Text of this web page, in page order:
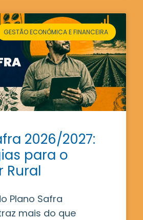
GESTÃO ECONÔMICA E FINANCEIRA
2026/2027:
para o
Rural
Plano Safra
mais do que